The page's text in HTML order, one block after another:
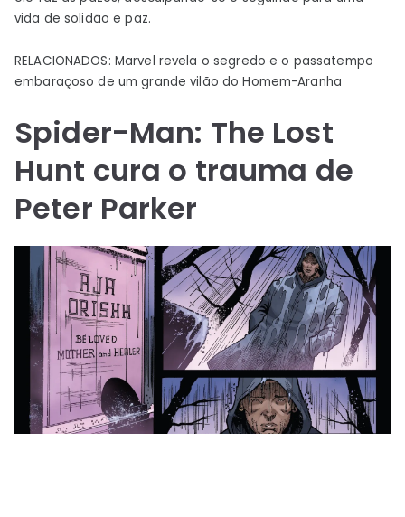
vida de solidão e paz.
RELACIONADOS: Marvel revela o segredo e o passatempo
embaraçoso de um grande vilão do Homem-Aranha
Spider-Man: The Lost
Hunt cura o trauma de
Peter Parker